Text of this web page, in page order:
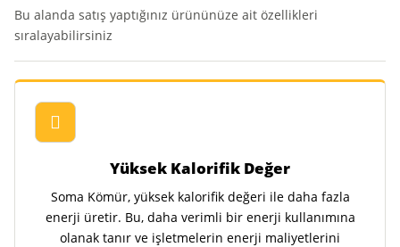
Bu alanda satış yaptığınız ürününüze ait özellikleri
sıralayabilirsiniz
Yüksek Kalorifik Değer
Soma Kömür, yüksek kalorifik değeri ile daha fazla
enerji üretir. Bu, daha verimli bir enerji kullanımına
olanak tanır ve işletmelerin enerji maliyetlerini